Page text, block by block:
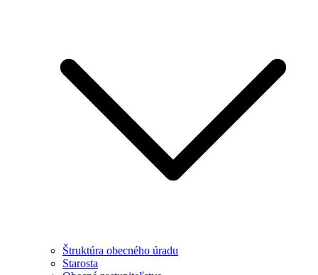
Štruktúra obecného úradu
Starosta